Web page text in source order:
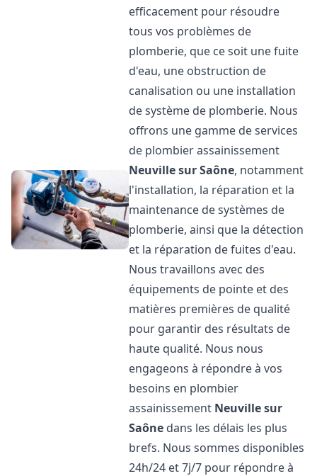
efficacement pour résoudre
tous vos problèmes de
plomberie, que ce soit une fuite
d'eau, une obstruction de
canalisation ou une installation
de système de plomberie. Nous
offrons une gamme de services
de plombier assainissement
Neuville sur Saône, notamment
l'installation, la réparation et la
maintenance de systèmes de
plomberie, ainsi que la détection
et la réparation de fuites d'eau.
Nous travaillons avec des
équipements de pointe et des
matières premières de qualité
pour garantir des résultats de
haute qualité. Nous nous
engageons à répondre à vos
besoins en plombier
assainissement Neuville sur
Saône dans les délais les plus
brefs. Nous sommes disponibles
24h/24 et 7j/7 pour répondre à